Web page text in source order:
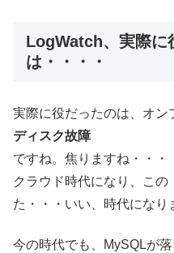
LogWatch、実際に
は・・・・
実際に役だったのは、オン
ディスク故障
ですね。焦りますね・・・
クラウド時代になり、こ
た・・・いい、時代になり
今の時代でも、MySQLが